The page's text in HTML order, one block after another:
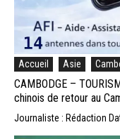
Accueil Asie
CAMBODGE –
chinois de retour au
Journaliste : Rédaction